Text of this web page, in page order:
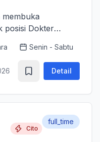
membuka
posisi Dokter
aman, profesional
standar k...
Senin - Sabtu
Detail
Cito
full_time